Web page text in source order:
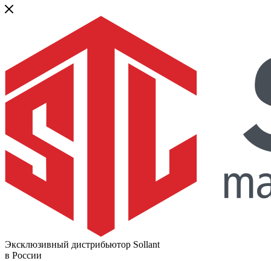
Эксклюзивный дистрибьютор Sollant
в России